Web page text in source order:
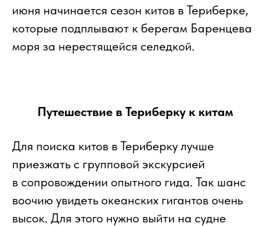
июня начинается сезон китов в Териберке,
которые подплывают к берегам Баренцева
моря за нерестящейся селедкой.
Путешествие в Териберку к китам
Для поиска китов в Териберку лучше
приезжать с групповой экскурсией
в сопровождении опытного гида. Так шанс
воочию увидеть океанских гигантов очень
высок. Для этого нужно выйти на судне